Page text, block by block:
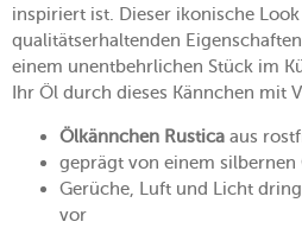
inspiriert ist. Dieser ikonische
qualitätserhaltenden
einem unentbehrlichen Stück im
Ihr Öl durch dieses Kännchen mit
Ölkännchen Rustica aus
geprägt von einem silbernen
Gerüche, Luft und Licht
vor